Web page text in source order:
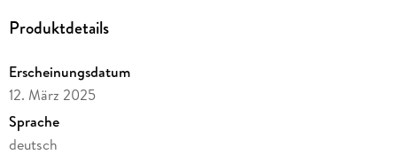
Produktdetails
Erscheinungsdatum
12. März 2025
Sprache
deutsch